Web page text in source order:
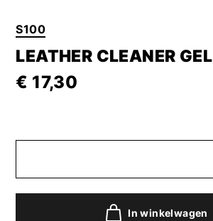
S100
LEATHER CLEANER GEL
€ 17,30
In winkelwagen